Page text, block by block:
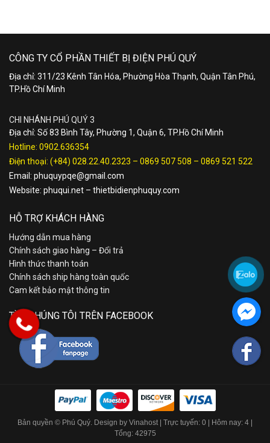
CÔNG TY CỔ PHẦN THIẾT BỊ ĐIỆN PHÚ QUÝ
Địa chỉ: 311/23 Kênh Tân Hóa, Phường Hòa Thạnh, Quận Tân Phú,
TP.Hồ Chí Minh
CHI NHÁNH PHÚ QUÝ 3
Địa chỉ: Số 83 Bình Tây, Phường 1, Quận 6, TP.Hồ Chí Minh
Hotline: 0902.636354
Điện thoại: (+84) 028.22.40.2323 – 0869 507 508 – 0869 521 522
Email: phuquypqe@gmail.com
Website: phuqui.net – thietbidienphuquy.com
HỖ TRỢ KHÁCH HÀNG
Hướng dẫn mua hàng
Chính sách giao hàng – Đổi trả
Hình thức thanh toán
Chính sách ship hàng toàn quốc
Cam kết bảo mật thông tin
TÌM CHÚNG TÔI TRÊN FACEBOOK
Bản quyền © Phú Quý. Design by Vinahost | Trực tuyến: 0 | Hôm nay: 4 |
Tổng: 42975